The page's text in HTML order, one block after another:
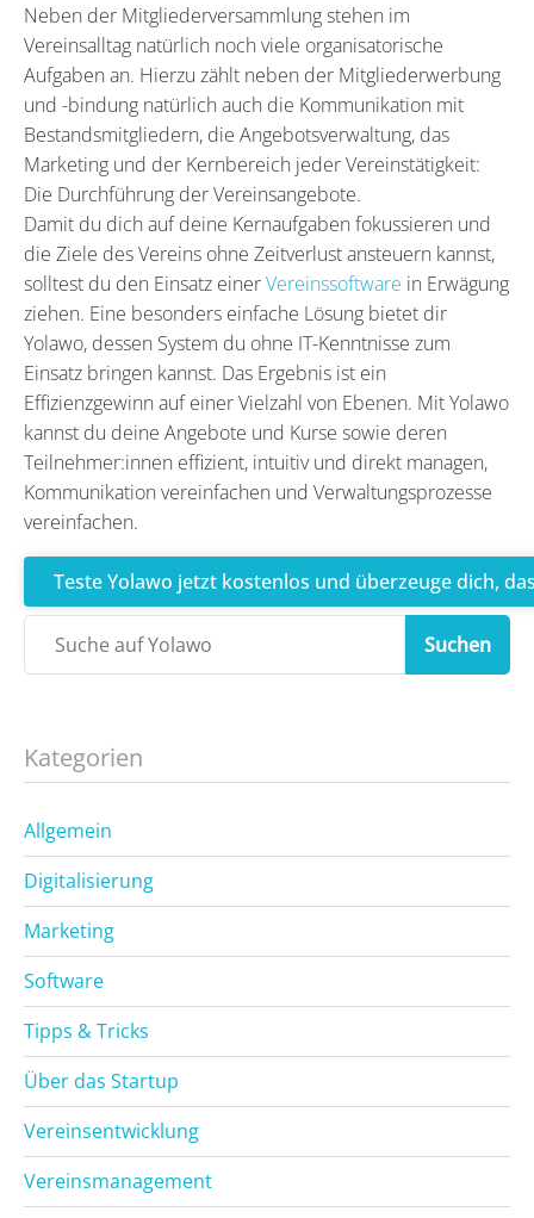
Neben der Mitgliederversammlung stehen im
Vereinsalltag natürlich noch viele organisatorische
Aufgaben an. Hierzu zählt neben der Mitgliederwerbung
und -bindung natürlich auch die Kommunikation mit
Bestandsmitgliedern, die Angebotsverwaltung, das
Marketing und der Kernbereich jeder Vereinstätigkeit:
Die Durchführung der Vereinsangebote.
Damit du dich auf deine Kernaufgaben fokussieren und
die Ziele des Vereins ohne Zeitverlust ansteuern kannst,
solltest du den Einsatz einerVereinssoftware in Erwägung
ziehen. Eine besonders einfache Lösung bietet dir
Yolawo, dessen System du ohne IT-Kenntnisse zum
Einsatz bringen kannst. Das Ergebnis ist ein
Effizienzgewinn auf einer Vielzahl von Ebenen. Mit Yolawo
kannst du deine Angebote und Kurse sowie deren
Teilnehmer:innen effizient, intuitiv und direkt managen,
Kommunikation vereinfachen und Verwaltungsprozesse
vereinfachen.
Teste Yolawo jetzt kostenlos und überzeuge dich,
Suchen
Kategorien
Allgemein
Digitalisierung
Marketing
Software
Tipps & Tricks
Über das Startup
Vereinsentwicklung
Vereinsmanagement